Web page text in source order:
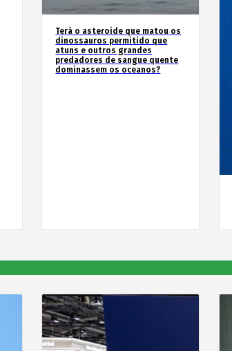
Terá o asteroide que matou os
dinossauros permitido que
atuns e outros grandes
predadores de sangue quente
dominassem os oceanos?